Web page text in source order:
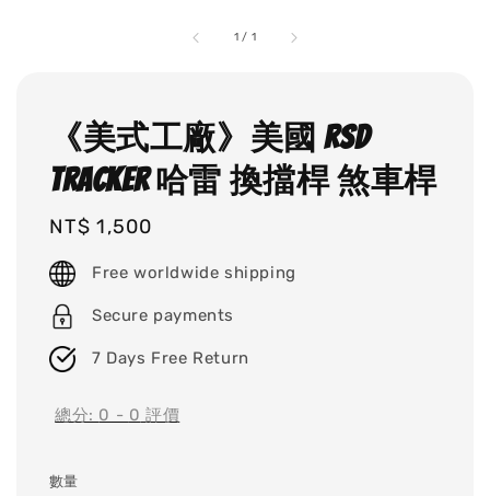
1 / 1
《美式工廠》美國 RSD
TRACKER 哈雷 換擋桿 煞車桿
Regular
price
NT$ 1,500
Free worldwide shipping
Secure payments
7 Days Free Return
總分: 0 - 0 評價
數量